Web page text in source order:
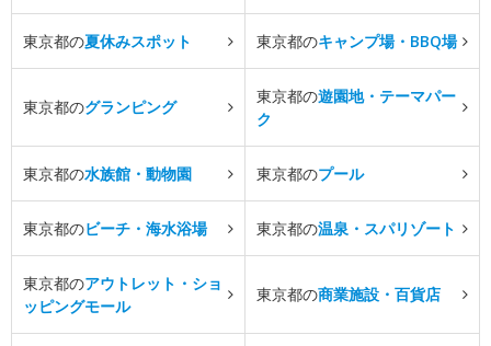
東京都の夏休みスポット 東京都のキャンプ場・BBQ場
東京都のグランピング
東京都の遊園地・テーマパー
ク
東京都の水族館・動物園 東京都のプール
東京都のビーチ・海水浴場 東京都の温泉・スパリゾート
東京都のアウトレット・ショ
ッピングモール
東京都の商業施設・百貨店